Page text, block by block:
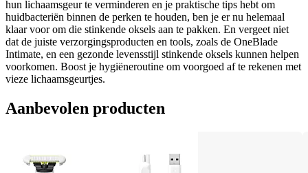
hun lichaamsgeur te verminderen en je praktische tips hebt om
huidbacteriën binnen de perken te houden, ben je er nu helemaal
klaar voor om die stinkende oksels aan te pakken. En vergeet niet
dat de juiste verzorgingsproducten en tools, zoals de OneBlade
Intimate, en een gezonde levensstijl stinkende oksels kunnen helpen
voorkomen. Boost je hygiëneroutine om voorgoed af te rekenen met
vieze lichaamsgeurtjes.
Aanbevolen producten